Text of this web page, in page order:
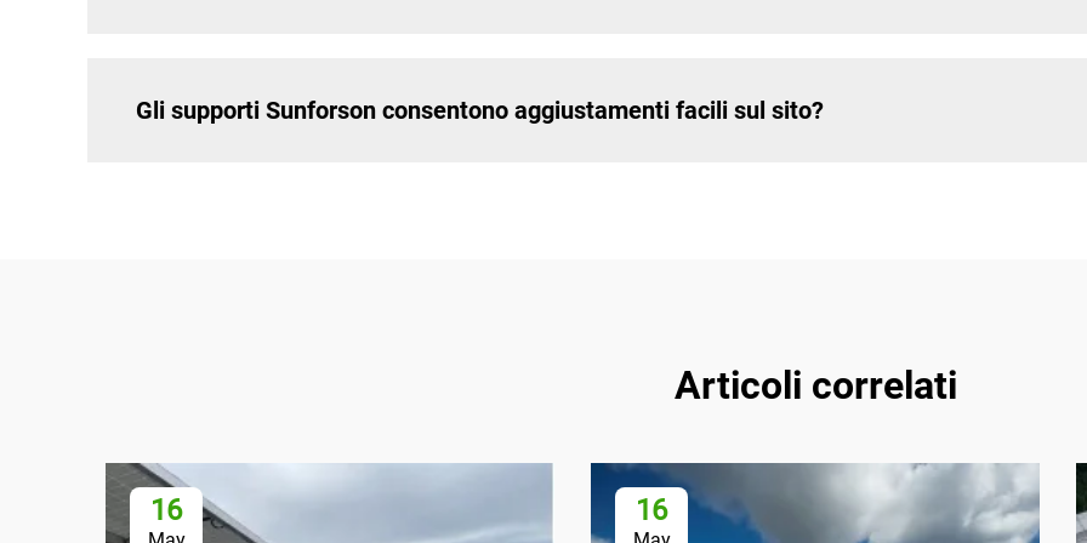
Gli supporti Sunforson consentono aggiustamenti facili sul sito?
Articoli correlati
16 16